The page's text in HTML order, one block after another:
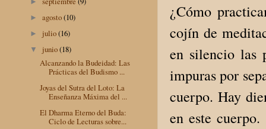
¿Cómo
cojín de
en silencio las
impuras por
cuerpo. Hay
en este
►agosto(10)
► julio(16)
▼ junio(18)
Alcanzando la Budeidad: Las
Prácticas del Budismo ...
Joyas del Sutra del Loto: La
Enseñanza Máxima del ...
El Dharma Eterno del Buda:
Ciclo de Lecturas sobre...